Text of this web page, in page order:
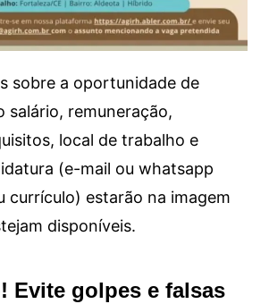
sobre a oportunidade de
salário, remuneração,
local de trabalho e
(e-mail ou whatsapp
currículo) estarão na imagem
disponíveis.
Evite golpes e falsas